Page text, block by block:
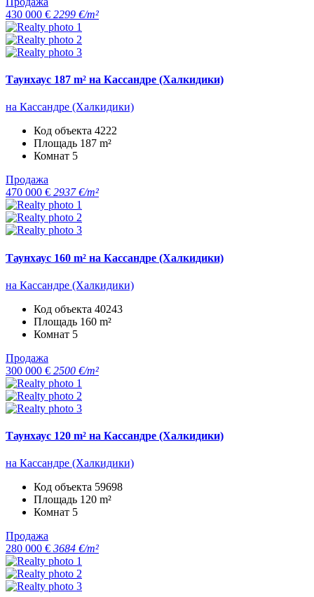
430 000 € 2299 €/m²
Таунхаус 187 m² на Кассандре (Халкидики)
на Кассандре (Халкидики)
Код объекта 4222
Площадь 187 m²
Комнат 5
Продажа
470 000 € 2937 €/m²
Таунхаус 160 m² на Кассандре (Халкидики)
на Кассандре (Халкидики)
Код объекта 40243
Площадь 160 m²
Комнат 5
Продажа
300 000 € 2500 €/m²
Таунхаус 120 m² на Кассандре (Халкидики)
на Кассандре (Халкидики)
Код объекта 59698
Площадь 120 m²
Комнат 5
Продажа
280 000 € 3684 €/m²